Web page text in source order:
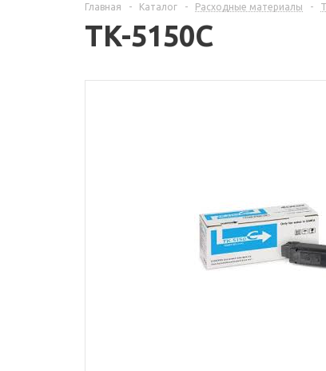
Главная - Каталог - Расходные материалы -
TK-5150C